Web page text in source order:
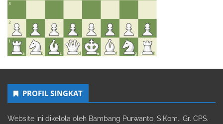
PROFIL SINGKAT
Website ini dikelola oleh Bambang Purwanto, S.Kom., Gr. CPS.